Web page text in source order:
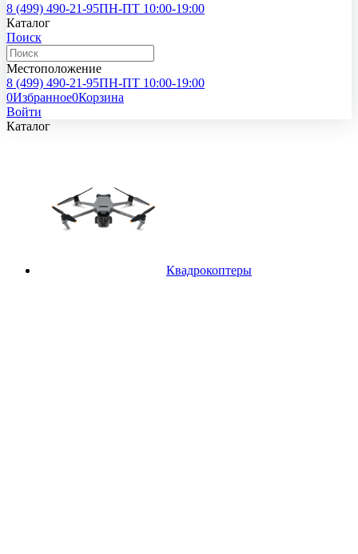
8 (499) 490-21-95ПН-ПТ 10:00-19:00
Каталог
Поиск
Местоположение
8 (499) 490-21-95ПН-ПТ 10:00-19:00
0Избранное0Корзина
Войти
Каталог
Квадрокоптеры